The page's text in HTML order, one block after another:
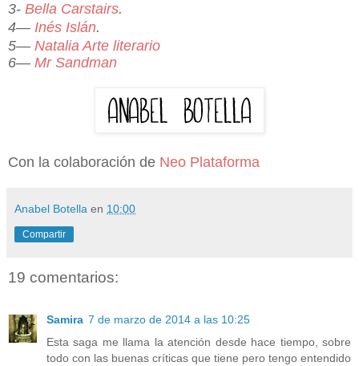
3- Bella Carstairs.
4― Inés Islán.
5― Natalia Arte literario
6― Mr Sandman
Con la colaboración de Neo Plataforma
Anabel Botella en 10:00
Compartir
19 comentarios:
Samira 7 de marzo de 2014 a las 10:25
Esta saga me llama la atención desde hace tiempo, sobre
todo con las buenas críticas que tiene pero tengo entendido